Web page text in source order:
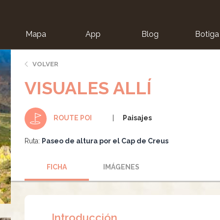
Mapa App Blog Botiga
VOLVER
VISUALES ALLÍ
ROUTE POI Paisajes
Ruta: Paseo de altura por el Cap de Creus
FICHA IMÁGENES